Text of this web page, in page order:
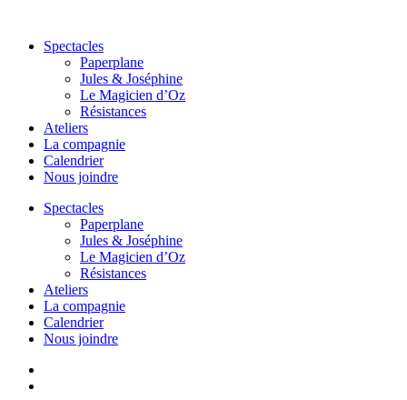
contenuSpectacles
Paperplane
Jules & Joséphine
Le Magicien d’Oz
Résistances
Ateliers
La compagnie
Calendrier
Nous joindre
Spectacles
Paperplane
Jules & Joséphine
Le Magicien d’Oz
Résistances
Ateliers
La compagnie
Calendrier
Nous joindre